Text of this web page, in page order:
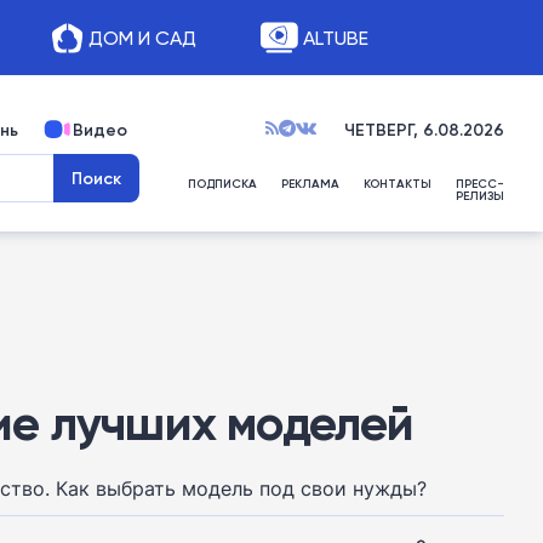
ДОМ И САД ALTUBE
Видео ЧЕТВЕРГ, 6.08.2026
ПОДПИСКА РЕКЛАМА КОНТАКТЫ ПРЕСС-
РЕЛИЗЫ
лучших моделей
Как выбрать модель под свои нужды?